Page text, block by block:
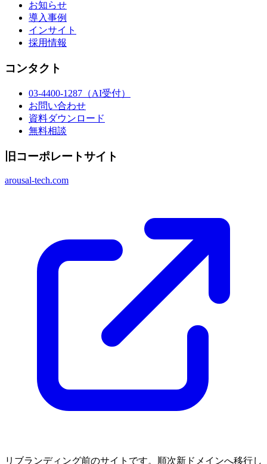
お知らせ
導入事例
インサイト
採用情報
コンタクト
03-4400-1287 （AI受付）
お問い合わせ
資料ダウンロード
無料相談
旧コーポレートサイト
arousal-tech.com
リブランディング前のサイトです。順次新ドメインへ移行し